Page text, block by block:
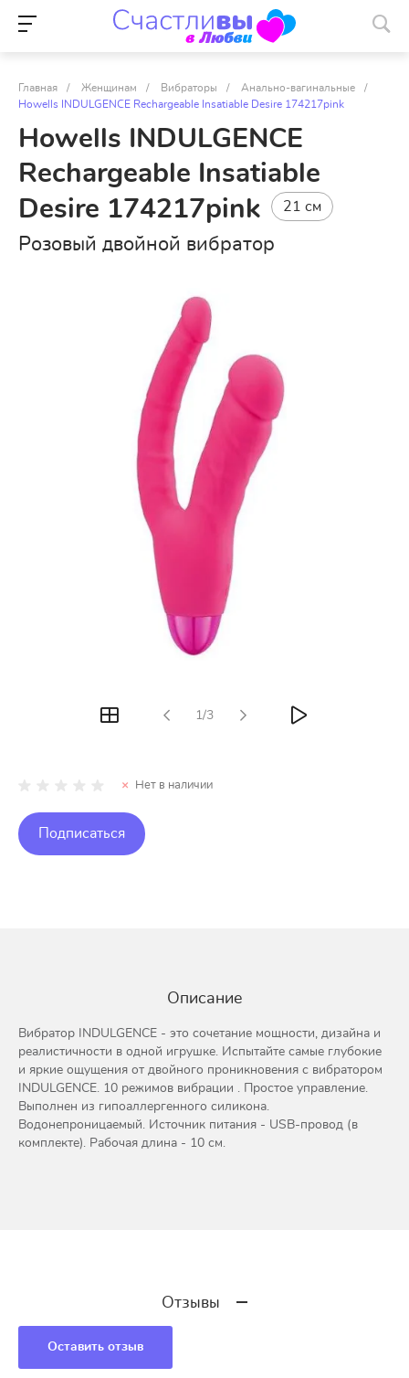
Главная / Женщинам / Вибраторы / Анально-вагинальные
/
Howells INDULGENCE Rechargeable Insatiable Desire 174217pink
Howells INDULGENCE
Rechargeable Insatiable
Desire 174217pink
21 см
Розовый двойной вибратор
1/3
Нет в наличии
Подписаться
Описание
Вибратор INDULGENCE - это сочетание мощности, дизайна и
реалистичности в одной игрушке. Испытайте самые глубокие
и яркие ощущения от двойного проникновения с вибратором
INDULGENCE. 10 режимов вибрации . Простое управление.
Выполнен из гипоаллергенного силикона.
Водонепроницаемый. Источник питания - USB-провод (в
комплекте). Рабочая длина - 10 см.
Отзывы
Оставить отзыв